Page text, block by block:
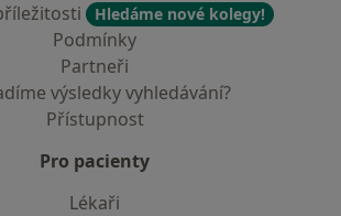
Hledáme nové kolegy!
Podmínky
Partneři
výsledky vyhledávání?
Přístupnost
Pro pacienty
Lékaři